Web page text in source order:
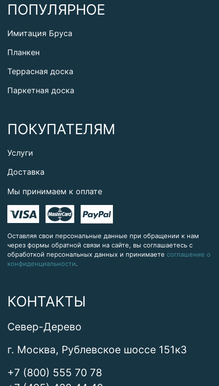
ПОПУЛЯРНОЕ
Имитация Бруса
Планкен
Террасная доска
Паркетная доска
ПОКУПАТЕЛЯМ
Услуги
Доставка
Мы принимаем к оплате
Оставляя свои персональные данные при обращении к нам
через формы обратной связи на сайте, вы соглашаетесь с
обработкой персональных данных и принимаете соглашение о
конфиденциальности.
КОНТАКТЫ
Север-Дерево
г. Москва, Рублевское шоссе 151к3
+7 (800) 555 70 78